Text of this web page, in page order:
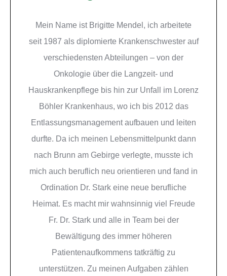
Mein Name ist Brigitte Mendel, ich arbeitete
seit 1987 als diplomierte Krankenschwester auf
verschiedensten Abteilungen – von der
Onkologie über die Langzeit- und
Hauskrankenpflege bis hin zur Unfall im Lorenz
Böhler Krankenhaus, wo ich bis 2012 das
Entlassungsmanagement aufbauen und leiten
durfte. Da ich meinen Lebensmittelpunkt dann
nach Brunn am Gebirge verlegte, musste ich
mich auch beruflich neu orientieren und fand in
Ordination Dr. Stark eine neue berufliche
Heimat. Es macht mir wahnsinnig viel Freude
Fr. Dr. Stark und alle in Team bei der
Bewältigung des immer höheren
Patientenaufkommens tatkräftig zu
unterstützen. Zu meinen Aufgaben zählen